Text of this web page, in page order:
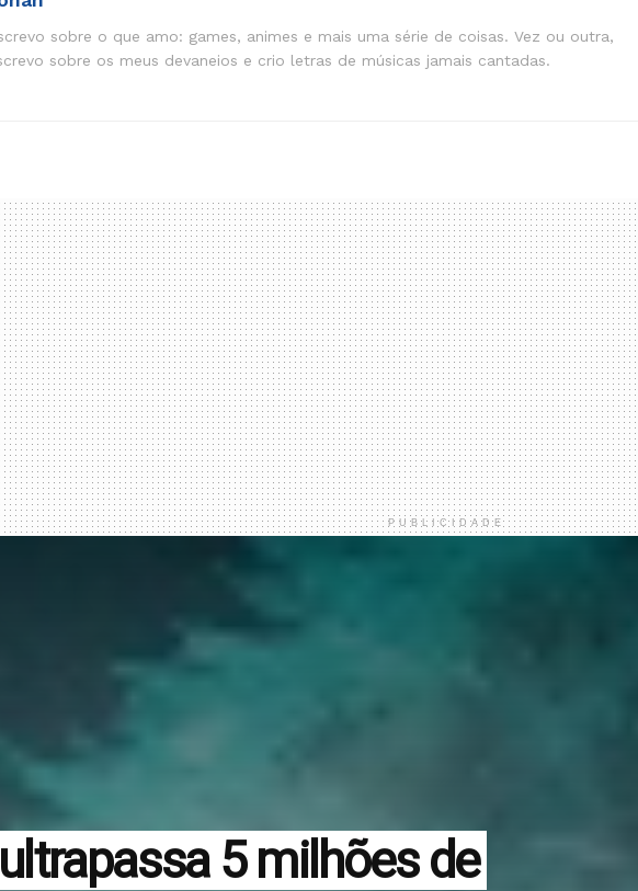
sobre o que amo: games, animes e mais uma série de coisas. Vez ou outra,
sobre os meus devaneios e crio letras de músicas jamais cantadas.
PUBLICIDADE
5 milhões de